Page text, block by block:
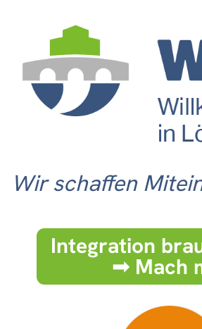
Wir schaffen
Integration
➟ Mach